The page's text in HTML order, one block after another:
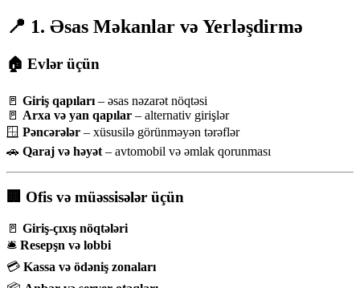
📍 1. Əsas Məkanlar və Yerləşdirmə
🏠 Evlər üçün
🚪 Giriş qapıları – əsas nəzarət nöqtəsi
🚪 Arxa və yan qapılar – alternativ girişlər
🪟 Pəncərələr – xüsusilə görünməyən tərəflər
🚗 Qaraj və həyət – avtomobil və əmlak qorunması
🏢 Ofis və müəssisələr üçün
🚪 Giriş-çıxış nöqtələri
🛎️ Resepşn və lobbi
💳 Kassa və ödəniş zonaları